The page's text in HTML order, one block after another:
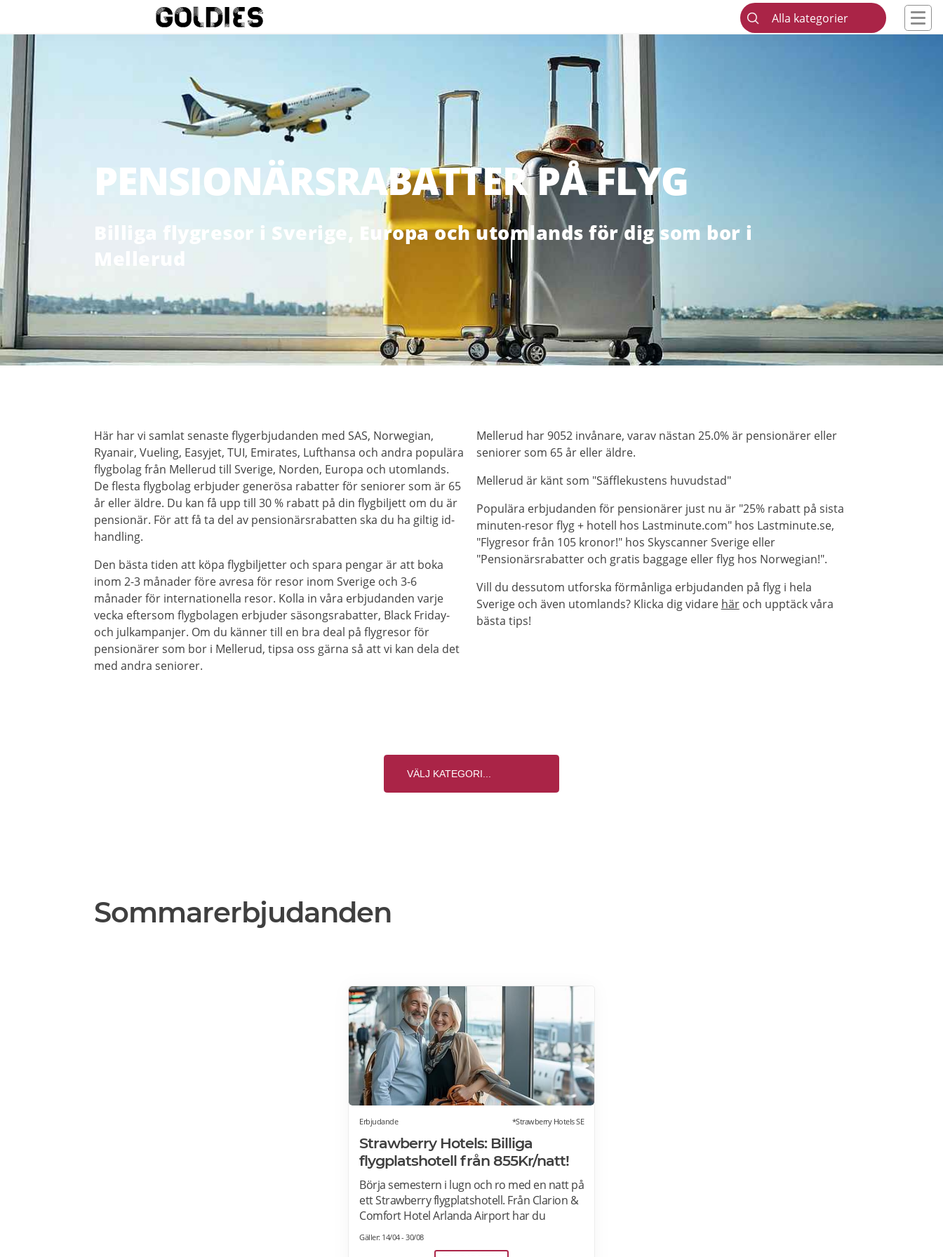
Alla kategorier
PENSIONÄRSRABATTER PÅ FLYG
Billiga flygresor i Sverige, Europa och utomlands för dig som bor i
Mellerud
Här har vi samlat senaste flygerbjudanden med SAS, Norwegian,
Ryanair, Vueling, Easyjet, TUI, Emirates, Lufthansa och andra populära
flygbolag från Mellerud till Sverige, Norden, Europa och utomlands.
De flesta flygbolag erbjuder generösa rabatter för seniorer som är 65
år eller äldre. Du kan få upp till 30 % rabatt på din flygbiljett om du är
pensionär. För att få ta del av pensionärsrabatten ska du ha giltig id-
handling.
Den bästa tiden att köpa flygbiljetter och spara pengar är att boka
inom 2-3 månader före avresa för resor inom Sverige och 3-6
månader för internationella resor. Kolla in våra erbjudanden varje
vecka eftersom flygbolagen erbjuder säsongsrabatter, Black Friday-
och julkampanjer. Om du känner till en bra deal på flygresor för
pensionärer som bor i Mellerud, tipsa oss gärna så att vi kan dela det
med andra seniorer.
Mellerud har 9052 invånare, varav nästan 25.0% är pensionärer eller
seniorer som 65 år eller äldre.
Mellerud är känt som "Säfflekustens huvudstad"
Populära erbjudanden för pensionärer just nu är "25% rabatt på sista
minuten-resor flyg + hotell hos Lastminute.com" hos Lastminute.se,
"Flygresor från 105 kronor!" hos Skyscanner Sverige eller
"Pensionärsrabatter och gratis baggage eller flyg hos Norwegian!".
Vill du dessutom utforska förmånliga erbjudanden på flyg i hela
Sverige och även utomlands? Klicka dig vidare häroch upptäck våra
bästa tips!
Sommarerbjudanden
Erbjudande *Strawberry Hotels SE
Strawberry Hotels: Billiga
flygplatshotell från 855Kr/natt!
Börja semestern i lugn och ro med en natt på
ett Strawberry flygplatshotell. Från Clarion &
Comfort Hotel Arlanda Airport har du
gångavstånd till terminalerna, och från
Quality Hotel Arlanda XPO går gratis
Gäller: 14/04 - 30/08